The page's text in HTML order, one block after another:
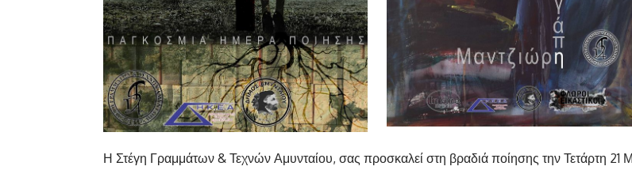
Η Στέγη Γραμμάτων & Τεχνών Αμυνταίου, σας προσκαλεί στη βραδιά ποίησης την Τετάρτη 21